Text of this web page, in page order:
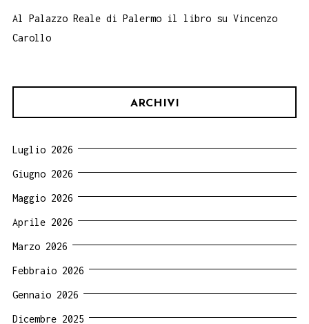
Al Palazzo Reale di Palermo il libro su Vincenzo
Carollo
ARCHIVI
Luglio 2026
Giugno 2026
Maggio 2026
Aprile 2026
Marzo 2026
Febbraio 2026
Gennaio 2026
Dicembre 2025